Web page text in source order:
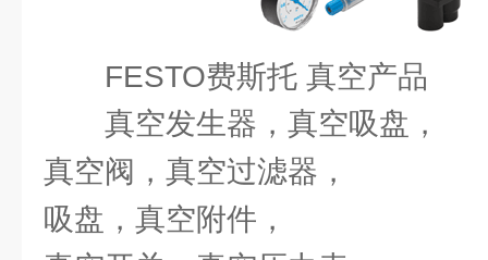
FESTO费斯托 真空产品
真空发生器，真空吸盘，
真空阀，真空过滤器，
吸盘，真空附件，